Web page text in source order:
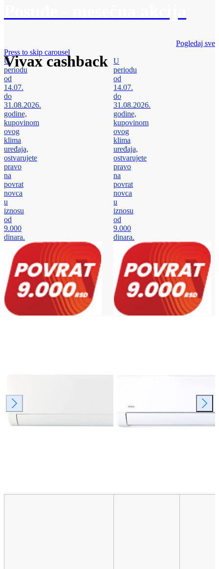
Vivax cashback
Pogledaj sve
Press to skip carousel
U
periodu
od
14.07.
do
31.08.2026.
godine,
kupovinom
ovog
klima
uređaja,
ostvarujete
pravo
na
povrat
novca
u
iznosu
od
9.000
dinara.
U
periodu
od
14.07.
do
31.08.2026.
godine,
kupovinom
ovog
klima
uređaja,
ostvarujete
pravo
na
povrat
novca
u
iznosu
od
9.000
dinara.